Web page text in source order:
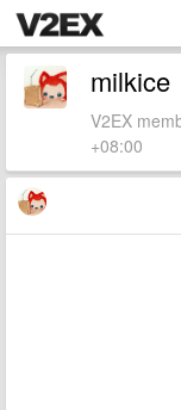
milkice
V2EX
+08:00